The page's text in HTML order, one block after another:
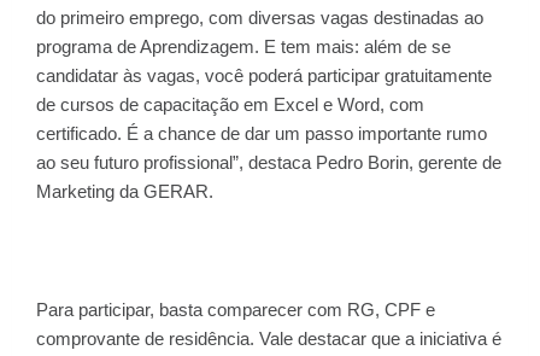
do primeiro emprego, com diversas vagas destinadas ao
programa de Aprendizagem. E tem mais: além de se
candidatar às vagas, você poderá participar gratuitamente
de cursos de capacitação em Excel e Word, com
certificado. É a chance de dar um passo importante rumo
ao seu futuro profissional”, destaca Pedro Borin, gerente de
Marketing da GERAR.
Para participar, basta comparecer com RG, CPF e
comprovante de residência. Vale destacar que a iniciativa é